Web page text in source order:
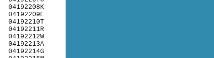
04192208K
04192209E
04192210T
04192211R
04192212W
04192213A
04192214G